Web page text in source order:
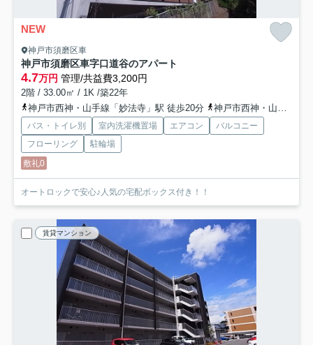
NEW
神戸市須磨区車
神戸市須磨区車字口道谷のアパート
4.7万円 管理/共益費3,200円
2階 / 33.00㎡ / 1K /築22年
神戸市西神・山手線「妙法寺」駅 徒歩20分
神戸市西神・山手線「名谷」駅 徒歩33分
バス・トイレ別 室内洗濯機置場 エアコン
バルコニー
フローリング
駐輪場
敷礼0
オートロックで安心♪人気の宅配ボックス付き！！
賃貸マンション